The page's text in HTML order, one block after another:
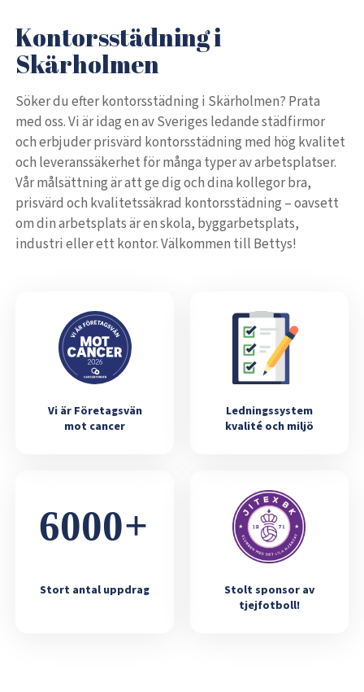
Kontorsstädning i
Skärholmen
Söker du efter kontorsstädning i Skärholmen? Prata
med oss. Vi är idag en av Sveriges ledande städfirmor
och erbjuder prisvärd kontorsstädning med hög kvalitet
och leveranssäkerhet för många typer av arbetsplatser.
Vår målsättning är att ge dig och dina kollegor bra,
prisvärd och kvalitetssäkrad kontorsstädning – oavsett
om din arbetsplats är en skola, byggarbetsplats,
industri eller ett kontor. Välkommen till Bettys!
Vi är Företagsvän
mot cancer
Ledningssystem
kvalité och miljö
Stort antal uppdrag
Stolt sponsor av
tjejfotboll!